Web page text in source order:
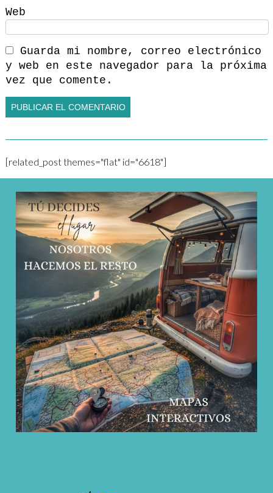
Web
Guarda mi nombre, correo electrónico
y web en este navegador para la próxima
vez que comente.
[related_post themes="flat" id="6618"]